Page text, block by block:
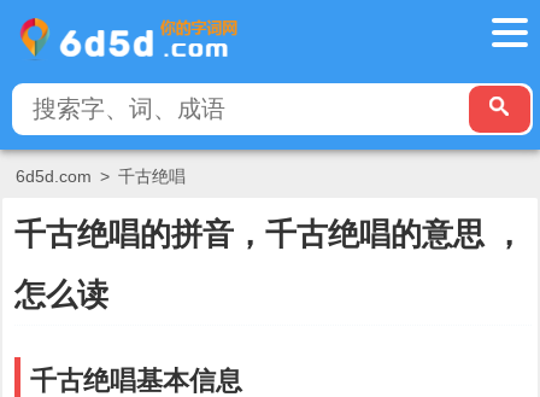
6d5d.com > 千古绝唱
千古绝唱的拼音，千古绝唱的意思 ，
怎么读
千古绝唱基本信息